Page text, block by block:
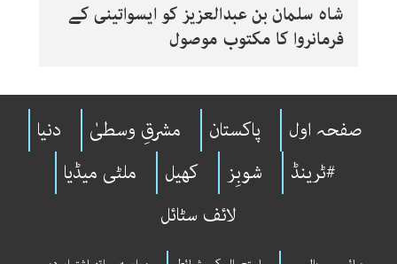
شاہ سلمان بن عبدالعزیز کو ایسواتینی کے
فرمانروا کا مکتوب موصول
صفحہ اول پاکستان مشرقِ وسطیٰ
دنیا
#ٹرینڈ
شوبِز کھیل
ملٹی میڈیا
لائف سٹائل